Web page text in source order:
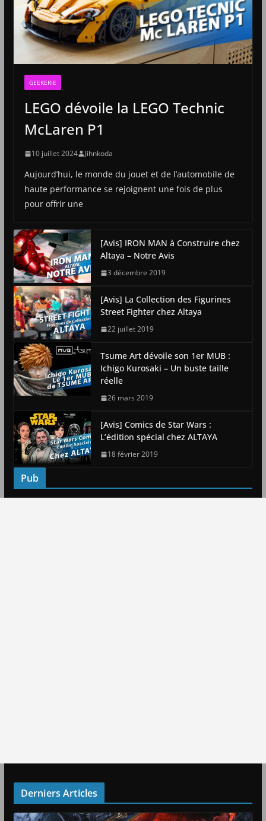
GEEKERIE
LEGO dévoile la LEGO Technic
McLaren P1
10 juillet 2024 Jihnkoda
Aujourd’hui, le monde du jouet et de l’automobile de
haute performance se rejoignent une fois de plus
pour offrir une
[Avis] IRON MAN à Construire chez
Altaya – Notre Avis
3 décembre 2019
[Avis] La Collection des Figurines
Street Fighter chez Altaya
22 juillet 2019
Tsume Art dévoile son 1er MUB :
Ichigo Kurosaki – Un buste taille
réelle
26 mars 2019
[Avis] Comics de Star Wars :
L’édition spécial chez ALTAYA
18 février 2019
Pub
Derniers Articles